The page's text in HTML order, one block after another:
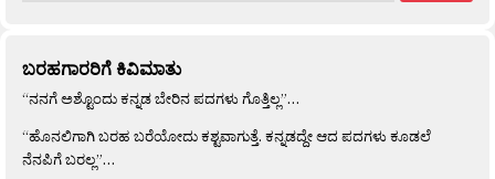
ಬರಹಗಾರರಿಗೆ ಕಿವಿಮಾತು
“ನನಗೆ ಅಶ್ಟೊಂದು ಕನ್ನಡ ಬೇರಿನ ಪದಗಳು ಗೊತ್ತಿಲ್ಲ”…
“ಹೊನಲಿಗಾಗಿ ಬರಹ ಬರೆಯೋದು ಕಶ್ಟವಾಗುತ್ತೆ. ಕನ್ನಡದ್ದೇ ಆದ ಪದಗಳು ಕೂಡಲೆ
ನೆನಪಿಗೆ ಬರಲ್ಲ”…